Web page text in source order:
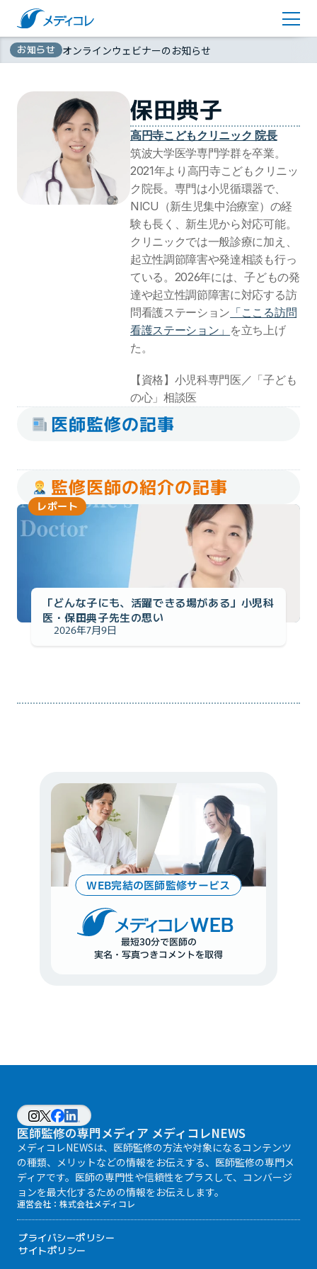
お知らせ オンラインウェビナーのお知らせ
お問い合わせ
無 資料ダウンロード
保田典子
高円寺こどもクリニック 院長
筑波大学医学専門学群を卒業。
2021年より高円寺こどもクリニッ
ク院長。専門は小児循環器で、
NICU（新生児集中治療室）の経
験も長く、新生児から対応可能。
クリニックでは一般診療に加え、
起立性調節障害や発達相談も行っ
ている。2026年には、子どもの発
達や起立性調節障害に対応する訪
問看護ステーション 「ここる訪問
看護ステーション」 を立ち上げ
た。
【資格】小児科専門医／「子ども
の心」相談医
医師監修の記事
監修医師の紹介の記事
レポート
「どんな子にも、活躍できる場がある」小児科
医・保田典子先生の思い
2026年7月9日
WEB完結の医師監修サービス
WEB
最短30分で医師の
実名・写真つきコメントを取得
医師監修の専門メディア メディコレNEWS
メディコレNEWSは、医師監修の方法や対象になるコンテンツ
の種類、メリットなどの情報をお伝えする、医師監修の専門メ
ディアです。医師の専門性や信頼性をプラスして、コンバージ
ョンを最大化するための情報をお伝えします。
運営会社： 株式会社メディコレ
プライバシーポリシー
サイトポリシー